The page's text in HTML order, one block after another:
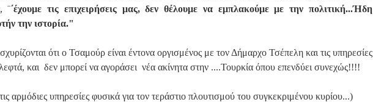
¨΄έχουμε τις επιχειρήσεις μας, δεν θέλουμε να εμπλακούμε με την πολιτική...Ήδη
την ιστορία."
ότι ο Τσαμούρ είναι έντονα οργισμένος με τον Δήμαρχο Τσέπελη και τις υπηρεσίες
και δεν μπορεί να αγοράσει νέα ακίνητα στην ....Τουρκία όπου επενδύει συνεχώς!!!!
αρμόδιες υπηρεσίες φυσικά για τον τεράστιο πλουτισμού του συγκεκριμένου κυρίου...)